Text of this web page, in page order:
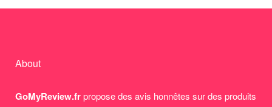
About
GoMyReview.frpropose des avis honnêtes sur des produits